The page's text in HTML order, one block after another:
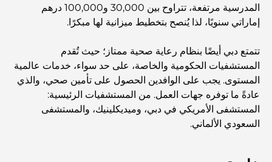
المجتمعات السكنية المطلة على الواجهة البحرية في دبي: حياة
فاخرة على شاطئ البحر
أفضل البنوك في دبي للمقيمين الأجانب: دليل مصرفي شامل
المدرسية مرتفعة، تتراوح بين 30,000 و100,000 درهم
إماراتي سنويًا، لذا يُنصح بتخطيط ميزانية لها مبكرًا.
تتمتع دبي أيضًا بنظام رعاية صحية ممتاز؛ حيث تُقدم
المستشفيات الحكومية والخاصة، على حد سواء، خدمات عالمية
المستوى. يجب على الوافدين الحصول على تأمين صحي، والذي
عادةً ما توفره جهات العمل. من المستشفيات الرئيسية:
المستشفى الأمريكي في دبي، وميديكلينيك، والمستشفى
السعودي الألماني.